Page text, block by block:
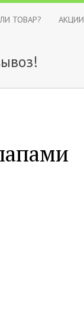
ТОВАР?
АКЦИИ